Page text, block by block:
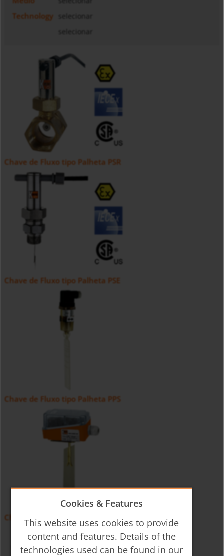
Technology
Chave de Fluxo tipo Palheta PSR
Chave de Fluxo tipo Palheta PSE
Chave de Fluxo tipo Palheta PPS
Chave de Fluxo para ar LPS-P
Cookies & Features
This website uses cookies to provide
content and features. Details of the
technologies used can be found in our